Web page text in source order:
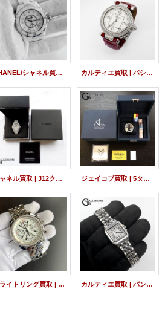
CHANEL/シャネル買取 | J12 38mm 12Pダイヤ H1629 カルティエ買取 | パシャC ダイヤベゼル
シャネル買取 | J12クロノ 白 アフターダイヤベゼル ジェイコブ買取 | 5タイムゾーン 47mm ダイヤベゼル
ブライトリング買取 | ベントレーGT 高価買取 カルティエ買取 | パンテールドゥカルティエ SM